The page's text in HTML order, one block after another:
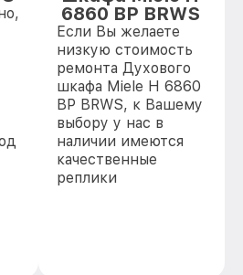
6860 BP BRWS
Если Вы желаете
низкую стоимость
ремонта Духового
шкафа Miele H 6860
BP BRWS, к Вашему
выбору у нас в
наличии имеются
качественные
реплики